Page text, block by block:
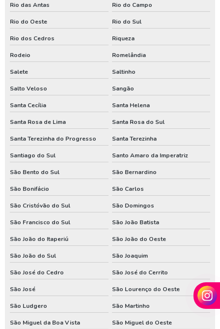
Perfuração de poço no parana
Valor de poço artesiano em santa catarina
Valor de poço artesiano no parana
Venda de poço artesiano em santa catarina
Venda de poço artesiano no parana
Rio das Antas Rio do Campo
Rio do Oeste Rio do Sul
Rio dos Cedros Riqueza
Rodeio Romelândia
Salete Saltinho
Salto Veloso Sangão
Santa Cecília Santa Helena
Santa Rosa de Lima Santa Rosa do Sul
Santa Terezinha do Progresso Santa Terezinha
Santiago do Sul Santo Amaro da Imperatriz
São Bento do Sul São Bernardino
São Bonifácio São Carlos
São Cristóvão do Sul São Domingos
São Francisco do Sul São João Batista
São João do Itaperiú São João do Oeste
São João do Sul São Joaquim
São José do Cedro São José do Cerrito
São José São Lourenço do Oeste
São Ludgero São Martinho
São Miguel da Boa Vista São Miguel do Oeste